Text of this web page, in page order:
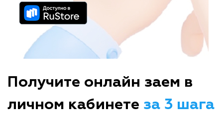
Получите онлайн заем в
личном кабинете за 3 шага